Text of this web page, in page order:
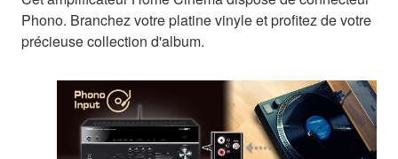
Phono. Branchez votre platine vinyle et profitez de votre
précieuse collection d'album.